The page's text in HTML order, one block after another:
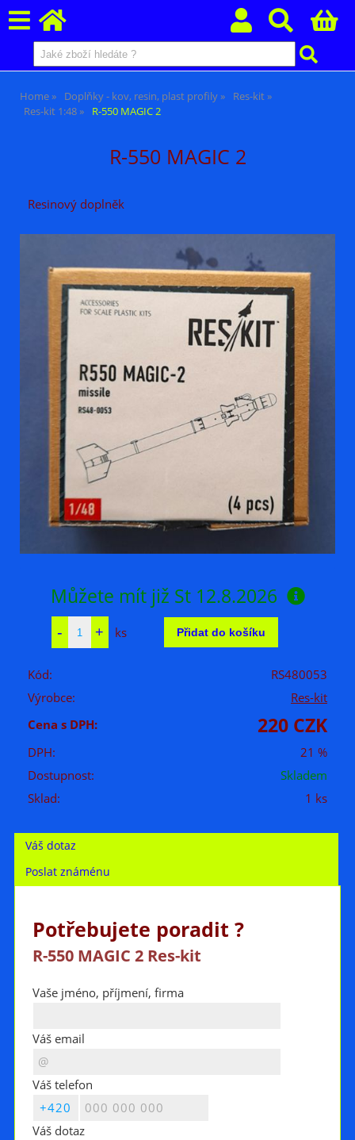
Home Doplňky - kov, resin, plast profily
Res-kit
Res-kit 1:48
R-550 MAGIC 2
R-550 MAGIC 2
Resinový doplněk
Můžete mít již St 12.8.2026
ks
Kód:
RS480053
Výrobce:
Res-kit
Cena s DPH:
220 CZK
DPH:
21 %
Dostupnost:
Skladem
Sklad:
1 ks
Váš dotaz
Poslat známénu
Potřebujete poradit ?
R-550 MAGIC 2 Res-kit
Vaše jméno, příjmení, firma
Váš email
Váš telefon
Váš dotaz